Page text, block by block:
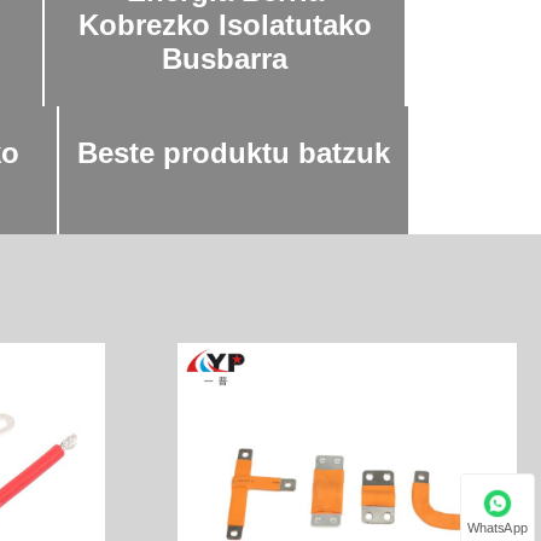
தமிழ்
Latine
Қазақша
hariak eroankortasun elektriko bikaina dute
ona behar duten aplikazioetan, hala nola motorrak
Kobrezko Isolatutako
Busbarra
Beste produktu batzuk
WhatsApp